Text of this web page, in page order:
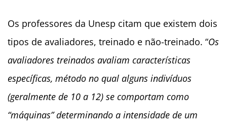
Os professores da Unesp citam que existem dois
tipos de avaliadores, treinado e não-treinado. “Os
avaliadores treinados avaliam características
específicas, método no qual alguns indivíduos
(geralmente de 10 a 12) se comportam como
“máquinas” determinando a intensidade de um